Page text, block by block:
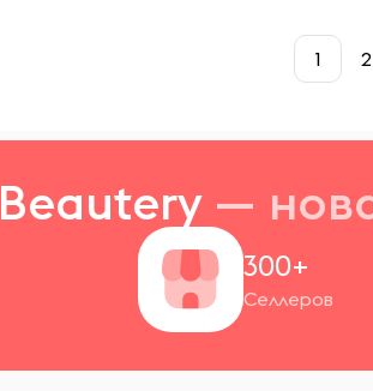
1 2
Beautery —
300+
Селлеров